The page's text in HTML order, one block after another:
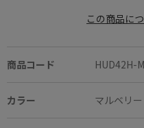
商品コード HUD42H-
カラー マルベリー
この商品に